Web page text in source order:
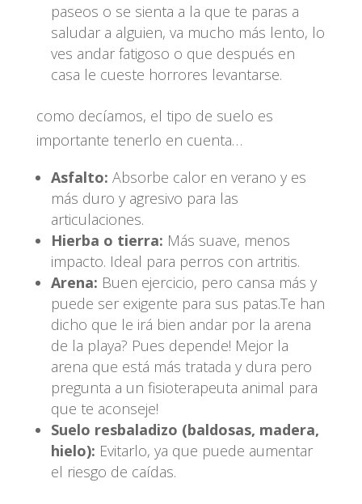
paseos o se sienta a la que te paras a
saludar a alguien, va mucho más lento, lo
ves andar fatigoso o que después en
casa le cueste horrores levantarse.
como decíamos, el tipo de suelo es
importante tenerlo en cuenta…
Asfalto: Absorbe calor en verano y es
más duro y agresivo para las
articulaciones.
Hierba o tierra: Más suave, menos
impacto. Ideal para perros con artritis.
Arena: Buen ejercicio, pero cansa más y
puede ser exigente para sus patas.Te han
dicho que le irá bien andar por la arena
de la playa? Pues depende! Mejor la
arena que está más tratada y dura pero
pregunta a un fisioterapeuta animal para
que te aconseje!
Suelo resbaladizo (baldosas, madera,
hielo): Evitarlo, ya que puede aumentar
el riesgo de caídas.